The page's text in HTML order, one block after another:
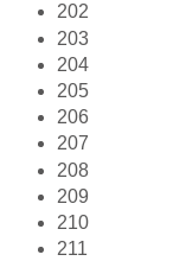
202
203
204
205
206
207
208
209
210
211